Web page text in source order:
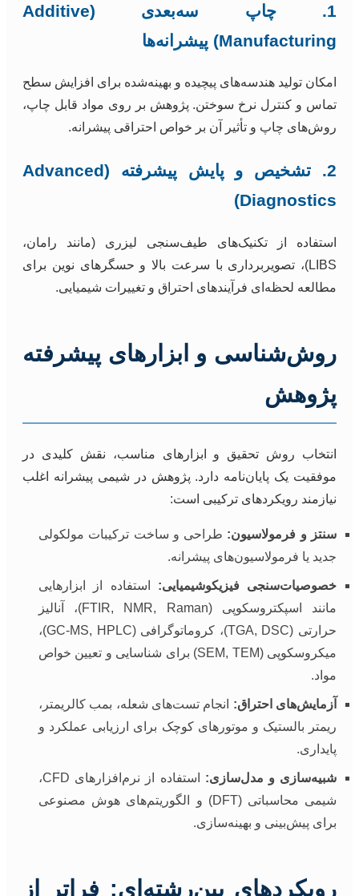
1. چاپ سه‌بعدی (Additive
Manufacturing) پیشرانه‌ها
امکان تولید هندسه‌های پیچیده و بهینه‌شده برای افزایش سطح
تماس و کنترل نرخ سوختن. پژوهش بر روی مواد قابل چاپ،
روش‌های چاپ و تأثیر آن بر خواص احتراقی پیشرانه.
2. تشخیص و پایش پیشرفته (Advanced
Diagnostics)
استفاده از تکنیک‌های طیف‌سنجی لیزری (مانند رامان،
LIBS)، تصویربرداری با سرعت بالا و حسگرهای نوین برای
مطالعه لحظه‌ای فرآیندهای احتراق و تغییرات شیمیایی.
روش‌شناسی و ابزارهای پیشرفته
پژوهش
انتخاب روش تحقیق و ابزارهای مناسب، نقش کلیدی در
موفقیت یک پایان‌نامه دارد. پژوهش در شیمی پیشرانه اغلب
نیازمند رویکردهای ترکیبی است:
سنتز و فرمولاسیون: طراحی و ساخت ترکیبات مولکولی
جدید یا فرمولاسیون‌های پیشرانه.
خصوصیات‌سنجی فیزیکوشیمیایی: استفاده از ابزارهایی
مانند اسپکتروسکوپی (FTIR, NMR, Raman)، آنالیز
حرارتی (TGA, DSC)، کروماتوگرافی (GC-MS, HPLC)،
میکروسکوپی (SEM, TEM) برای شناسایی و تعیین خواص
مواد.
آزمایش‌های احتراق: انجام تست‌های شعله، بمب کالریمتر،
ریمتر بالستیک و موتورهای کوچک برای ارزیابی عملکرد و
پایداری.
شبیه‌سازی و مدل‌سازی:
استفاده از نرم‌افزارهای CFD،
شیمی محاسباتی (DFT) و الگوریتم‌های هوش مصنوعی
برای پیش‌بینی و بهینه‌سازی.
رویکردهای بین‌رشته‌ای: فراتر از